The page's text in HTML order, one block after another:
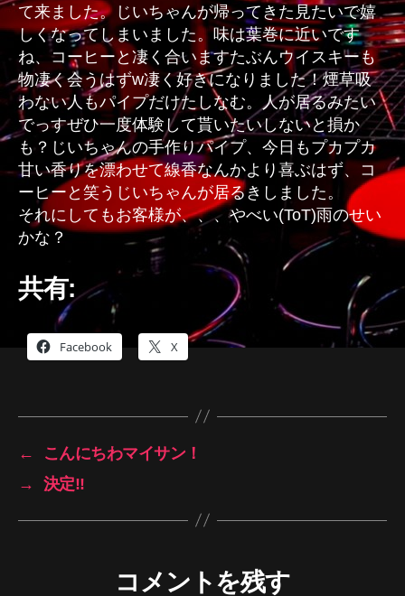
て来ました。じいちゃんが帰ってきた見たいで嬉
しくなってしまいました。味は葉巻に近いです
ね、コーヒーと凄く合いますたぶんウイスキーも
物凄く会うはずw凄く好きになりました！煙草吸
わない人もパイプだけたしなむ。人が居るみたい
でっすぜひ一度体験して貰いたいしないと損か
も？じいちゃんの手作りパイプ、今日もプカプカ
甘い香りを漂わせて線香なんかより喜ぶはず、コ
ーヒーと笑うじいちゃんが居るきしました。
それにしてもお客様が、、、やべい(ToT)雨のせい
かな？
共有:
Facebook X
←
こんにちわマイサン！
→
決定!!
コメントを残す